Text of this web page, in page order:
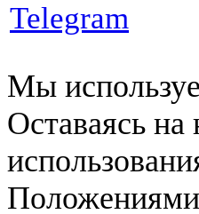
Telegram
Мы
Оставаясь
Положениями